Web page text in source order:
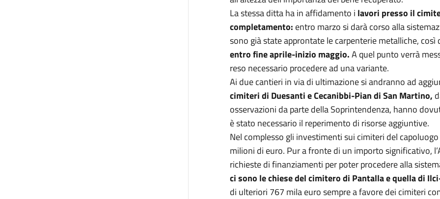
La stessa ditta ha in affidamento i lavori presso il
completamento: entro marzo si darà corso alla
sono già state approntate le carpenterie metalliche,
entro fine aprile-inizio maggio.A quel punto verrà
reso necessario procedere ad una variante.
Ai due cantieri in via di ultimazione si andranno ad
cimiteri di Duesanti e Cecanibbi-Pian di San Martino,
osservazioni da parte della Soprintendenza, hanno
è stato necessario il reperimento di risorse aggiuntive.
Nel complesso gli investimenti sui cimiteri del
milioni di euro. Pur a fronte di un importo significativo,
richieste di finanziamenti per poter procedere alla
ci sono le chiese del cimitero di Pantalla e quella di
di ulteriori 767 mila euro sempre a favore dei cimiteri